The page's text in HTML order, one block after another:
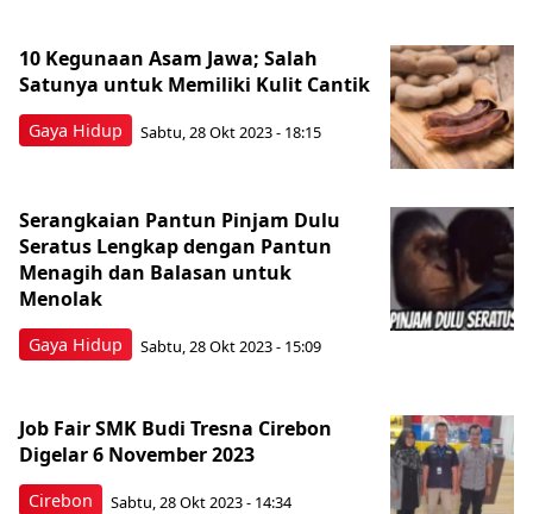
Gaya Hidup
10 Kegunaan Asam Jawa; Salah
Satunya untuk Memiliki Kulit Cantik
Sabtu, 28 Okt 2023 - 18:15
Gaya Hidup
Serangkaian Pantun Pinjam Dulu
Seratus Lengkap dengan Pantun
Menagih dan Balasan untuk
Menolak
Sabtu, 28 Okt 2023 - 15:09
Cirebon
Job Fair SMK Budi Tresna Cirebon
Digelar 6 November 2023
Sabtu, 28 Okt 2023 - 14:34